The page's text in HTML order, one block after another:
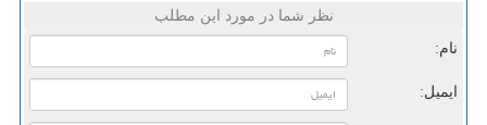
نظر شما در مورد این مطلب
نام:
ایمیل: